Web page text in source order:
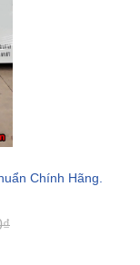
Chính Hãng.